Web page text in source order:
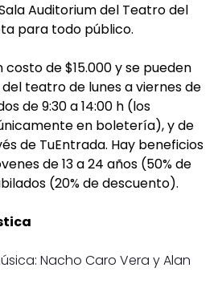
Auditorium del Teatro del
para todo público.
de $15.000 y se pueden
teatro de lunes a viernes de
de 9:30 a 14:00 h (los
en boletería), y de
de TuEntrada. Hay beneficios
de 13 a 24 años (50% de
(20% de descuento).
Nacho Caro Vera y Alan